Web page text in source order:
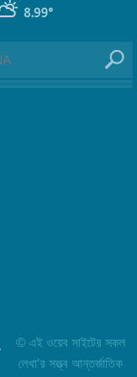
8.99°
© এই ওয়েব সাইটের সকল
লেখা'র সত্ত্ব আন্তর্জাতিক